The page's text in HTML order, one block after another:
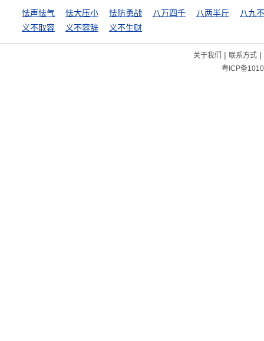
怯声怯气 怯大压小 怯防勇战 八万四千
八两半斤
义不取容
义不容辞 义不生财
关于我们 | 联系方式|
粤ICP备